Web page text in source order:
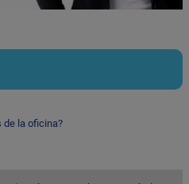
de la oficina?